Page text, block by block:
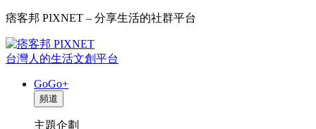
痞客邦 PIXNET – 分享生活的社群平台
台灣人的生活文創平台
GoGo+
頻道
主題企劃